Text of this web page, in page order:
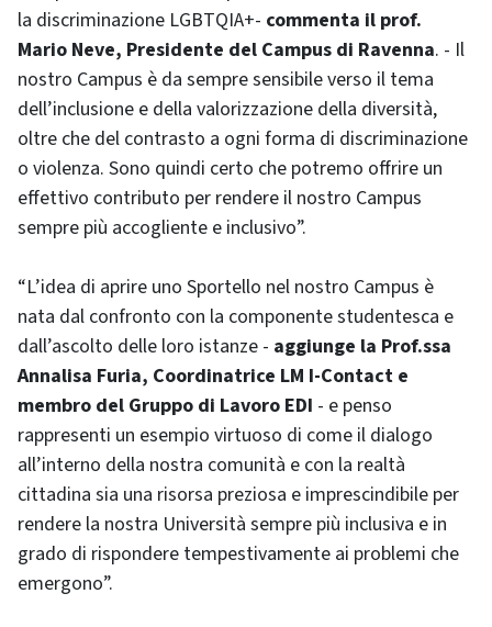
la discriminazione LGBTQIA+- commenta il prof.
Mario Neve, Presidente del Campus di Ravenna. - Il
nostro Campus è da sempre sensibile verso il tema
dell’inclusione e della valorizzazione della diversità,
oltre che del contrasto a ogni forma di discriminazione
o violenza. Sono quindi certo che potremo offrire un
effettivo contributo per rendere il nostro Campus
sempre più accogliente e inclusivo”.
“L’idea di aprire uno Sportello nel nostro Campus è
nata dal confronto con la componente studentesca e
dall’ascolto delle loro istanze - aggiunge la Prof.ssa
Annalisa Furia, Coordinatrice LM I-Contact e
membro del Gruppo di Lavoro EDI - e penso
rappresenti un esempio virtuoso di come il dialogo
all’interno della nostra comunità e con la realtà
cittadina sia una risorsa preziosa e imprescindibile per
rendere la nostra Università sempre più inclusiva e in
grado di rispondere tempestivamente ai problemi che
emergono”.